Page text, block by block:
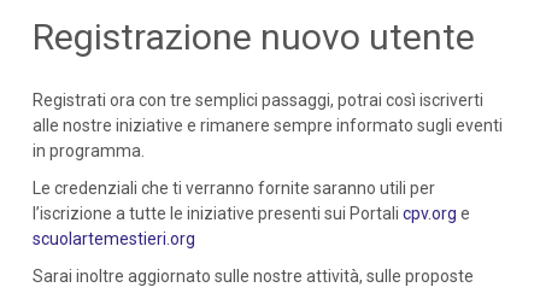
Registrazione nuovo utente
Registrati ora con tre semplici passaggi, potrai così iscriverti
alle nostre iniziative e rimanere sempre informato sugli eventi
in programma.
Le credenziali che ti verranno fornite saranno utili per
l’iscrizione a tutte le iniziative presenti sui Portali cpv.org e
scuolartemestieri.org
Sarai inoltre aggiornato sulle nostre attività, sulle proposte